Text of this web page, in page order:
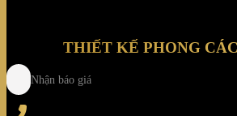
THIẾT KẾ PHONG
Nhận báo giá